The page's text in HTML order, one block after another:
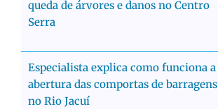
queda de árvores e danos no Centro
Serra
Especialista explica como funciona a
abertura das comportas de barragens
no Rio Jacuí